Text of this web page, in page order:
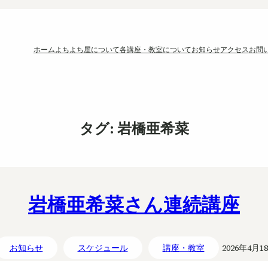
ホームよちよち屋について各講座・教室についてお知らせアクセスお問
タグ: 岩橋亜希菜
岩橋亜希菜さん連続講座
お知らせ スケジュール 講座・教室 2026年4月